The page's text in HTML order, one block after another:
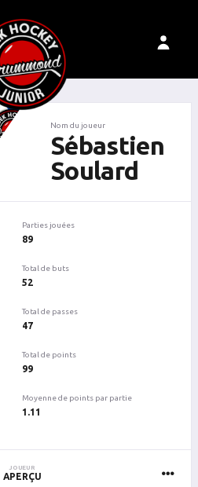
Nom du joueur
Sébastien
Soulard
Parties jouées
89
Total de buts
52
Total de passes
47
Total de points
99
Moyenne de points par partie
1.11
JOUEUR
APERÇU